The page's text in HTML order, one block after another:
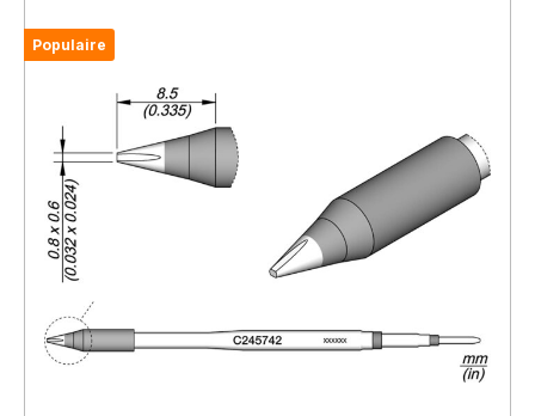
Populaire